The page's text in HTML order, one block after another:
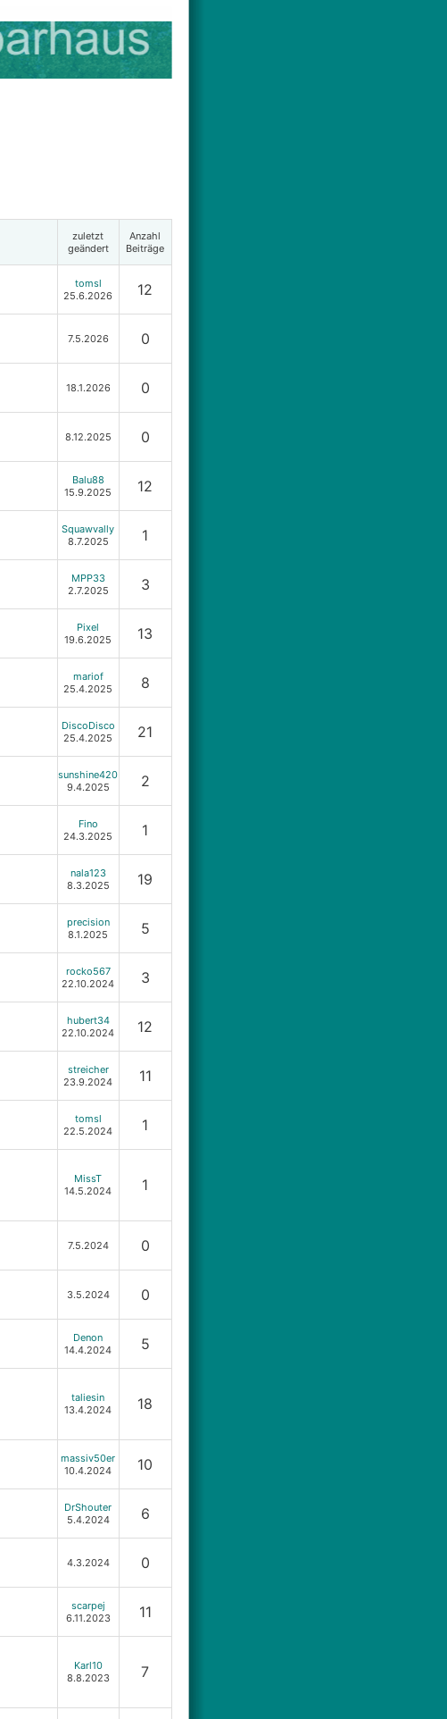
zuletzt
geändert
Anzahl
Beiträge
tomsl
25.6.2026
12
7.5.2026 0
18.1.2026 0
8.12.2025 0
Balu88
15.9.2025
12
Squawvally
8.7.2025
1
MPP33
2.7.2025
3
Pixel
19.6.2025
13
mariof
25.4.2025
8
DiscoDisco
25.4.2025
21
sunshine420
9.4.2025
2
Fino
24.3.2025
1
nala123
8.3.2025
19
precision
8.1.2025
5
rocko567
22.10.2024
3
hubert34
22.10.2024
12
streicher
23.9.2024
11
tomsl
22.5.2024
1
MissT
14.5.2024
1
7.5.2024 0
3.5.2024 0
Denon
14.4.2024
5
taliesin
13.4.2024
18
massiv50er
10.4.2024
10
DrShouter
5.4.2024
6
4.3.2024 0
scarpej
6.11.2023
11
Karl10
8.8.2023
7